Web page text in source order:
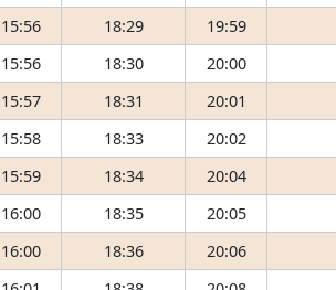
15:56 18:29 19:59
15:56 18:30 20:00
15:57 18:31 20:01
15:58 18:33 20:02
15:59 18:34 20:04
16:00 18:35 20:05
16:00 18:36 20:06